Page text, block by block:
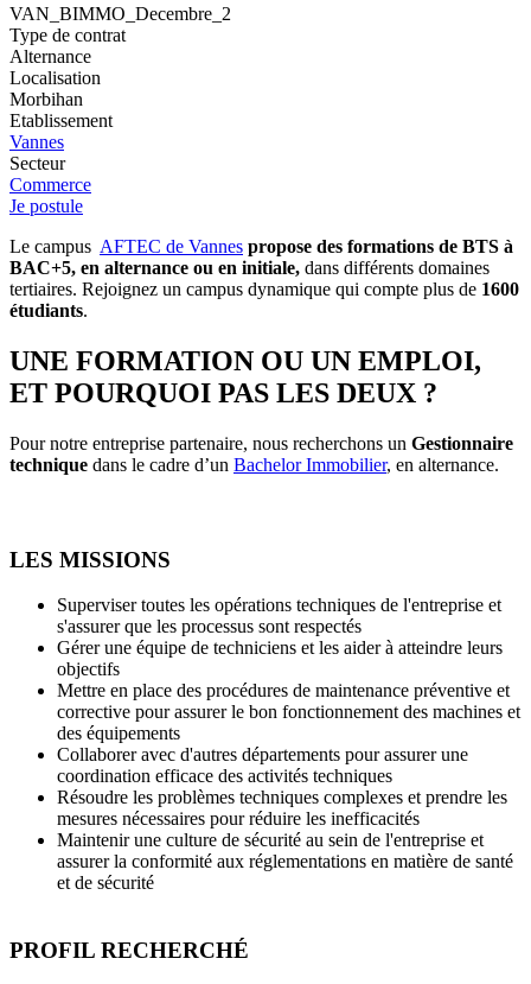
VAN_BIMMO_Decembre_2
Type de contrat
Alternance
Localisation
Morbihan
Etablissement
Vannes
Secteur
Commerce
Je postule
Le campus AFTEC de Vannes propose des formations de BTS à
BAC+5, en alternance ou en initiale, dans différents domaines
tertiaires. Rejoignez un campus dynamique qui compte plus de 1600
étudiants.
UNE FORMATION OU UN EMPLOI,
ET POURQUOI PAS LES DEUX ?
Pour notre entreprise partenaire, nous recherchons un Gestionnaire
technique dans le cadre d’un Bachelor Immobilier, en alternance.
LES MISSIONS
Superviser toutes les opérations techniques de l'entreprise et
s'assurer que les processus sont respectés
Gérer une équipe de techniciens et les aider à atteindre leurs
objectifs
Mettre en place des procédures de maintenance préventive et
corrective pour assurer le bon fonctionnement des machines et
des équipements
Collaborer avec d'autres départements pour assurer une
coordination efficace des activités techniques
Résoudre les problèmes techniques complexes et prendre les
mesures nécessaires pour réduire les inefficacités
Maintenir une culture de sécurité au sein de l'entreprise et
assurer la conformité aux réglementations en matière de santé
et de sécurité
PROFIL RECHERCHÉ